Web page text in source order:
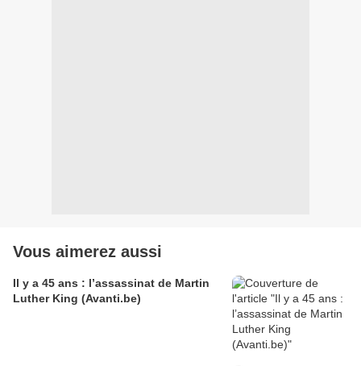
Vous aimerez aussi
Il y a 45 ans : l’assassinat de Martin
Luther King (Avanti.be)